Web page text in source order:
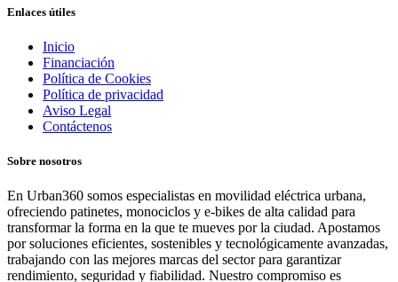
Enlaces útiles
Inicio
Financiación
Política de Cookies
Política de privacidad
Aviso Legal
Contáctenos
Sobre nosotros
En Urban360 somos especialistas en movilidad eléctrica urbana,
ofreciendo patinetes, monociclos y e-bikes de alta calidad para
transformar la forma en la que te mueves por la ciudad. Apostamos
por soluciones eficientes, sostenibles y tecnológicamente avanzadas,
trabajando con las mejores marcas del sector para garantizar
rendimiento, seguridad y fiabilidad. Nuestro compromiso es